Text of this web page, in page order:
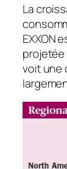
La
EXXON
projetée
voit une